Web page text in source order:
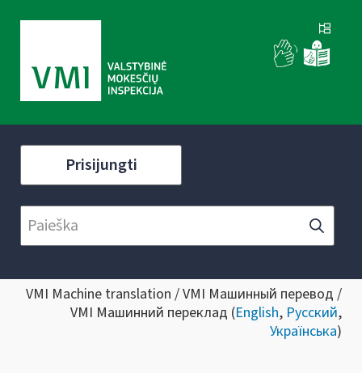
Prisijungti
VMI Machine translation / VMI Машинный перевод /
VMI Машинний переклад (English, Русский,
Українська)